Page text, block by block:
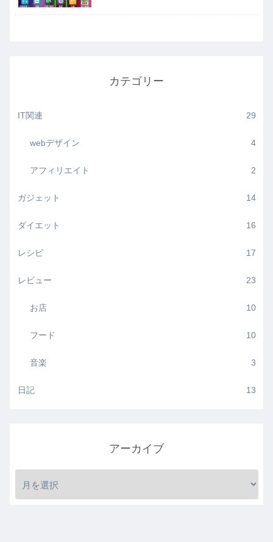
カテゴリー
IT関連 29
webデザイン 4
アフィリエイト 2
ガジェット 14
ダイエット 16
レシピ 17
レビュー 23
お店 10
フード 10
音楽 3
日記 13
アーカイブ